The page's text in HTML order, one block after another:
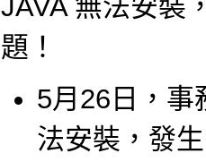
JAVA 無法安裝
題！
5月26日，事
法安裝，發